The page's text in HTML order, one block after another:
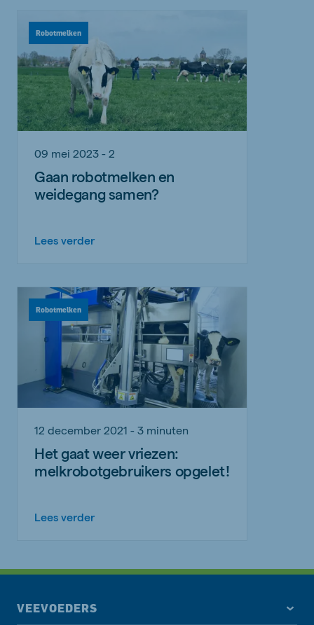
Robotmelken
09 mei 2023 - 2
Gaan robotmelken en
weidegang samen?
Lees verder
Robotmelken
12 december 2021 - 3 minuten
Het gaat weer vriezen:
melkrobotgebruikers opgelet!
Lees verder
VEEVOEDERS